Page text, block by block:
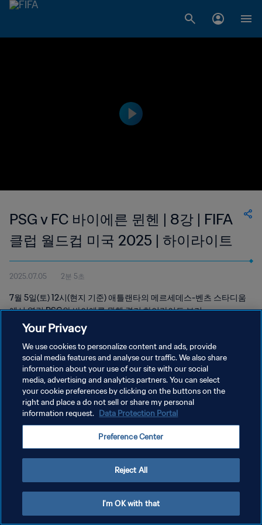
PSG v FC 바이에른 뮌헨 | 8강 | FIFA
클럽 월드컵 미국 2025 | 하이라이트
2025.07.05 2분 5초
7월 5일(토) 12시(현지 기준) 애틀랜타의 메르세데스-벤츠 스타디움
에서 열린 PSG와 바이에른 뮌헨 경기 하이라이트 보기.
개인정보 보호정책
서비스 약관
쿠키 기본 설정 관리
Your Privacy
We use cookies to personalize content and ads, provide
social media features and analyse our traffic. We also share
information about your use of our site with our social
media, advertising and analytics partners. You can select
your cookie preferences by clicking on the buttons on the
right and place a do not sell or share my personal
information request. Data Protection Portal
Preference Center
Reject All
I'm OK with that